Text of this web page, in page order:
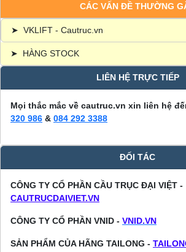
CÁC VẤN ĐỀ THƯỜNG
➤ VKLIFT - Cautruc.vn
➤ HÀNG STOCK
LIÊN HỆ TRỰC TIẾP
Mọi thắc mắc về cautruc.vn xin liên hệ
320 986 & 084 292 3388
ĐỐI TÁC
CÔNG TY CỔ PHẦN CẦU TRỤC ĐẠI VIỆT -
CAUTRUCDAIVIET.VN
CÔNG TY CỔ PHẦN VNID - VNID.VN
SẢN PHẨM CỦA HÃNG TAILONG -